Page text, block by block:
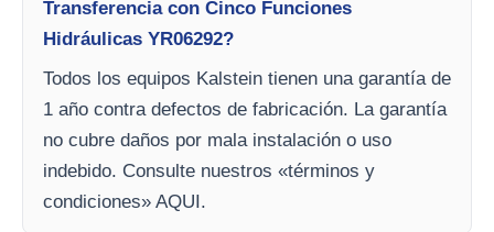
Transferencia con Cinco Funciones
Hidráulicas YR06292?
Todos los equipos Kalstein tienen una garantía de
1 año contra defectos de fabricación. La garantía
no cubre daños por mala instalación o uso
indebido. Consulte nuestros «términos y
condiciones» AQUI.